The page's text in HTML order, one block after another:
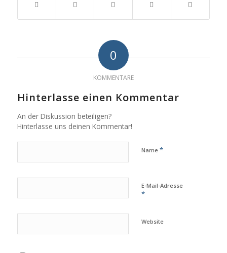
0
KOMMENTARE
Hinterlasse einen Kommentar
An der Diskussion beteiligen?
Hinterlasse uns deinen Kommentar!
Name *
E-Mail-Adresse
*
Website